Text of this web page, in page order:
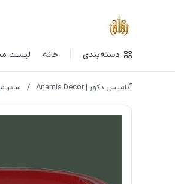
دسته‌بندی خانه لیست
آنامیس دکور | Anamis Decor / سایر